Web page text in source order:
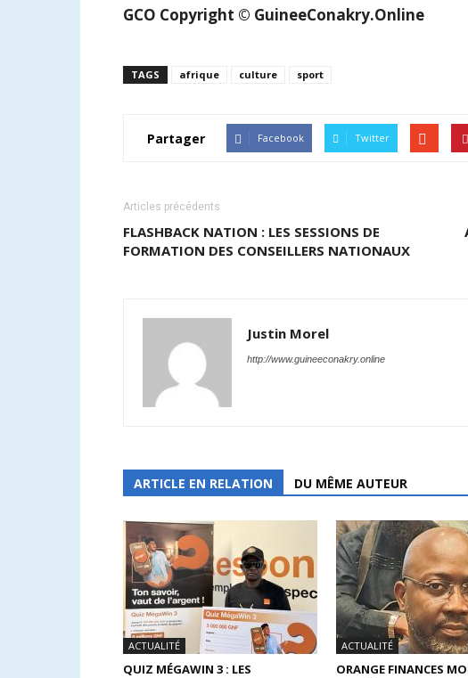
GCO Copyright © GuineeConakry.Online
TAGS afrique culture sport
Partager Facebook Twitter
Articles précédents
FLASHBACK NATION : LES SESSIONS DE
FORMATION DES CONSEILLERS NATIONAUX
Justin Morel
http://www.guineeconakry.online
ARTICLE EN RELATION DU MÊME AUTEUR
ACTUALITÉ
QUIZ MÉGAWIN 3 : LES
ACTUALITÉ
ORANGE FINANCES